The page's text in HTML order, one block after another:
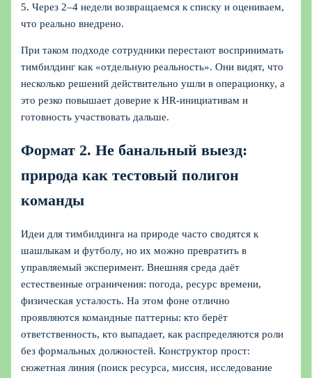
5. Через 2–4 недели возвращаемся к списку и оцениваем,
что реально внедрено.
При таком подходе сотрудники перестают воспринимать
тимбилдинг как «отдельную реальность». Они видят, что
несколько решений действительно ушли в операционку, а
это резко повышает доверие к HR‑инициативам и
готовность участвовать дальше.
Формат 2. Не банальный выезд:
природа как тестовый полигон
команды
Идеи для тимбилдинга на природе часто сводятся к
шашлыкам и футболу, но их можно превратить в
управляемый эксперимент. Внешняя среда даёт
естественные ограничения: погода, ресурс времени,
физическая усталость. На этом фоне отлично
проявляются командные паттерны: кто берёт
ответственность, кто выпадает, как распределяются роли
без формальных должностей. Конструктор прост:
сюжетная линия (поиск ресурса, миссия, исследование